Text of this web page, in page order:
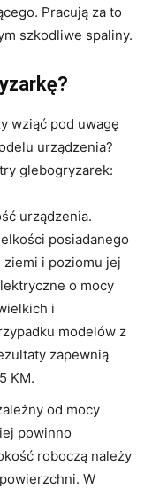
Pracują za to
szkodliwe spaliny.
wziąć pod uwagę
urządzenia?
glebogryzarek:
urządzenia.
posiadanego
i poziomu jej
o mocy
i
modelów z
zapewnią
KM.
od mocy
powinno
roboczą należy
W